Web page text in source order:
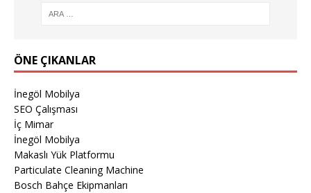
ÖNE ÇIKANLAR
İnegöl Mobilya
SEO Çalışması
İç Mimar
İnegöl Mobilya
Makaslı Yük Platformu
Particulate Cleaning Machine
Bosch Bahçe Ekipmanları